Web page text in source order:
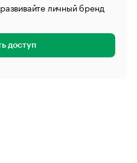
личный бренд
доступ